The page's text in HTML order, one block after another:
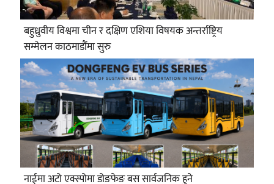
बहुध्रुवीय विश्वमा चीन र दक्षिण एशिया विषयक अन्तर्राष्ट्रिय
सम्मेलन काठमाडौंमा सुरु
नाईमा अटो एक्स्पोमा डोङफेङ बस सार्वजनिक हुने